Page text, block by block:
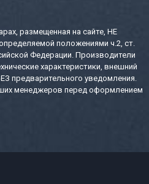
размещенная на сайте, НЕ
положениями ч.2, ст.
Федерации. Производители
характеристики, внешний
предварительного уведомления.
менеджеров перед оформлением